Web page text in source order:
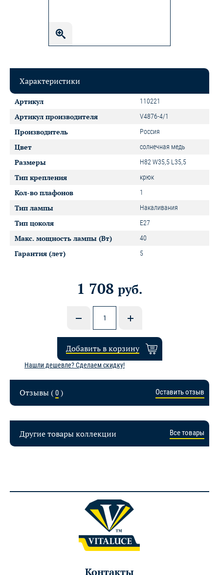
Характеристики
Артикул 110221
Артикул производителя V4876-4/1
Производитель Россия
Цвет солнечная медь
Размеры H82 W35,5 L35,5
Тип крепления крюк
Кол-во плафонов 1
Тип лампы Накаливания
Тип цоколя E27
Макс. мощность лампы (Вт) 40
Гарантия (лет) 5
1 708 руб.
Добавить в корзину
Нашли дешевле? Сделаем скидку!
Отзывы ( 0 ) Оставить отзыв
Другие товары коллекции Все товары
Контакты